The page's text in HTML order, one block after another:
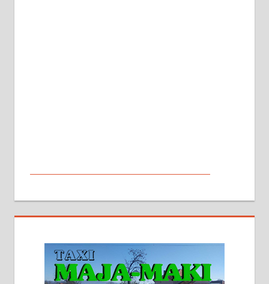
стамбене целине једна уз другу.
2х150м2, две гараже, централно
грејање на гас и дрва. Две
адресе. 063/71-74-023